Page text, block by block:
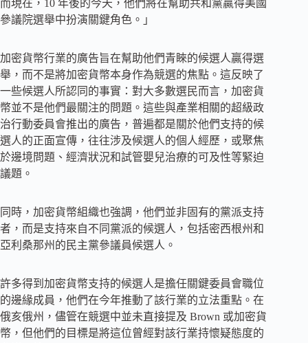
而現在，10 年後的今天，他們將在幫助共和黨贏得美國
參議院選舉中扮演關鍵角色。」
加密貨幣行業的廣告旨在幫助他們青睞的候選人贏得選
舉，而不是將加密貨幣本身作為競選的焦點。這反映了
一些候選人所認同的事實：對大多數選民而言，加密貨
幣並不是他們最關注的問題。這些與產業相關的超級政
治行動委員會推出的廣告，普遍都是關於他們支持的候
選人的正面宣傳，往往涉及候選人的個人經歷，或聚焦
於邊境問題、經濟狀況和試管嬰兒治療的可及性等緊迫
議題。
同時，加密貨幣組織也強調，他們並非固有的黨派支持
者，而是支持來自不同黨派的候選人，包括密西根州和
亞利桑那州的民主黨參議員候選人。
許多得到加密貨幣支持的候選人是擔任關鍵委員會職位
的邊緣成員，他們在今年推動了該行業的立法重點。在
俄亥俄州，儘管在競選中並未直接提及 Brown 或加密貨
幣，但他們的目標是將這位曾經對該行業持懷疑態度的